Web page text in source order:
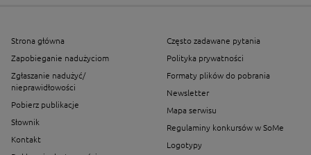
Strona główna
Zapobieganie nadużyciom
Zgłaszanie nadużyć/
nieprawidłowości
Pobierz publikacje
Słownik
Kontakt
Często zadawane pytania
Polityka prywatności
Formaty plików do pobrania
Newsletter
Mapa serwisu
Regulaminy konkursów w SoMe
Logotypy